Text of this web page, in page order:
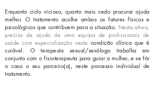
Enquanto ciclo vicioso, quanto mais cedo procurar ajuda
melhor. O tratamento acolhe ambos os fatores físicos e
psicológicos que contribuem para a situação. Nesta altura,
precisa de ajuda de uma equipa de profissionais de
saúde com especialização nesta condição clínica que é
curável.
O terapeuta sexual/sexólogo trabalha em
conjunto com o fisioterapeuta para guiar a mulher, e se fôr
o caso o seu parceiro(a), neste processo individual de
tratamento.